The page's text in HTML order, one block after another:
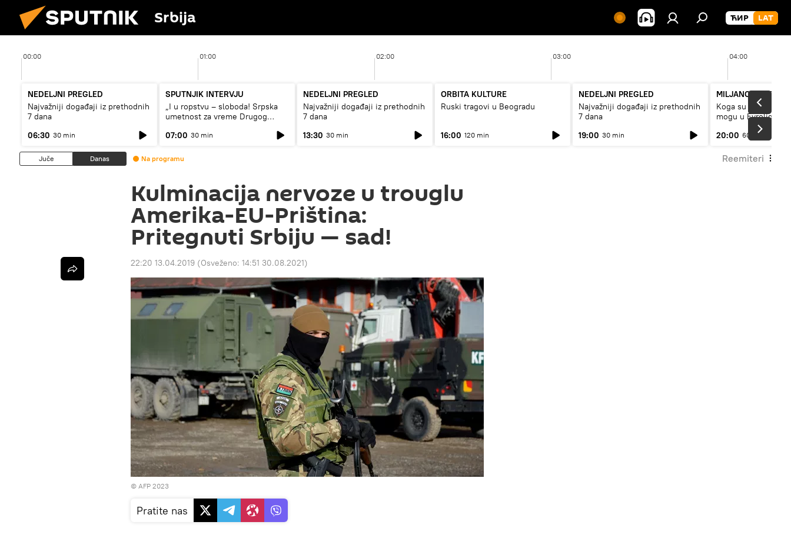
Srbija
00:00 01:00 02:00 03:00 04:00
NEDELJNI PREGLED
Najvažniji događaji iz prethodnih
7 dana
06:30 30 min
SPUTNJIK INTERVJU
„I u ropstvu – sloboda! Srpska
umetnost za vreme Drugog
07:00 30 min
NEDELJNI PREGLED
Najvažniji događaji iz prethodnih
7 dana
13:30 30 min
ORBITA KULTURE
Ruski tragovi u Beogradu
16:00 120 min
NEDELJNI PREGLED
Najvažniji događaji iz prethodnih
7 dana
19:00 30 min
MILJANOV KORNER
Koga su doveli
mogu u Evroligi
20:00 60 min
Juče Danas Na programu Reemiteri
Kulminacija nervoze u trouglu
Amerika-EU-Priština:
Pritegnuti Srbiju — sad!
22:20 13.04.2019 (Osveženo: 14:51 30.08.2021)
© AFP 2023
Pratite nas